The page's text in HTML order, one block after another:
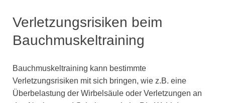
Verletzungsrisiken beim
Bauchmuskeltraining
Bauchmuskeltraining kann bestimmte
Verletzungsrisiken mit sich bringen, wie z.B. eine
Überbelastung der Wirbelsäule oder Verletzungen an